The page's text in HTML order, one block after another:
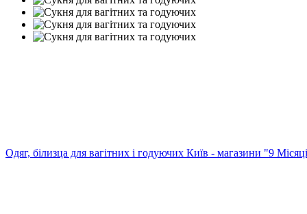
Одяг, білизца для вагітних і годуючих Київ - магазини "9